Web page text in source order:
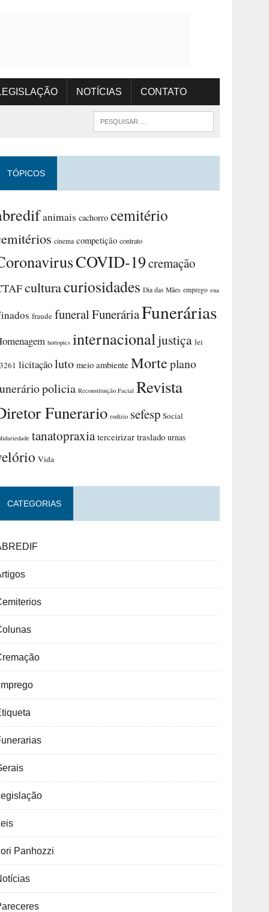
NOTÍCIAS CONTATO
TÓPICOS
animais cachorro cemitério
cinema competição contrato
COVID-19cremação
culturacuriosidades Dia das Mães emprego eua
fraude funeralFuneráriaFunerárias
hottopics internacionaljustiça lei
licitaçãoluto meio ambiente Morteplano
policia Reconstituição Facial Revista
Funerario rodízio sefesp Social
tanatopraxia terceirizar traslado urnas
Vida
CATEGORIAS
Panhozzi